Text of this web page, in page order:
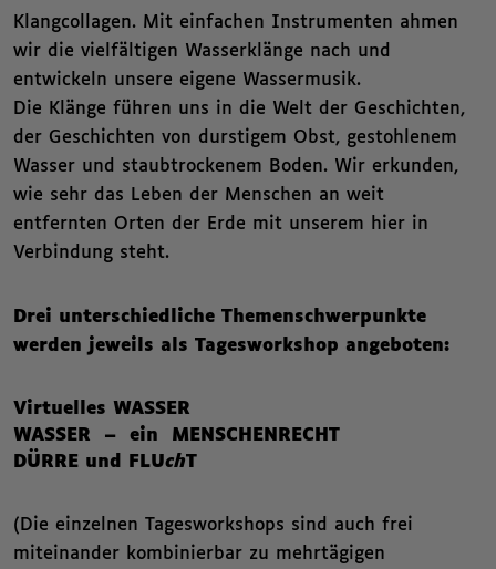
Klangcollagen. Mit einfachen Instrumenten ahmen
wir die vielfältigen Wasserklänge nach und
entwickeln unsere eigene Wassermusik.
Die Klänge führen uns in die Welt der Geschichten,
der Geschichten von durstigem Obst, gestohlenem
Wasser und staubtrockenem Boden. Wir erkunden,
wie sehr das Leben der Menschen an weit
entfernten Orten der Erde mit unserem hier in
Verbindung steht.
Drei unterschiedliche Themenschwerpunkte
werden jeweils als Tagesworkshop angeboten:
Virtuelles WASSER
WASSER – ein MENSCHENRECHT
DÜRRE und FLUchT
(Die einzelnen Tagesworkshops sind auch frei
miteinander kombinierbar zu mehrtägigen